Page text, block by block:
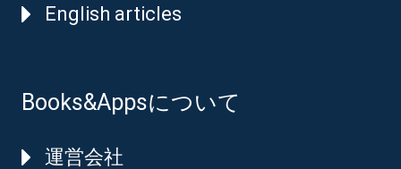
English articles
Books&Appsについて
運営会社